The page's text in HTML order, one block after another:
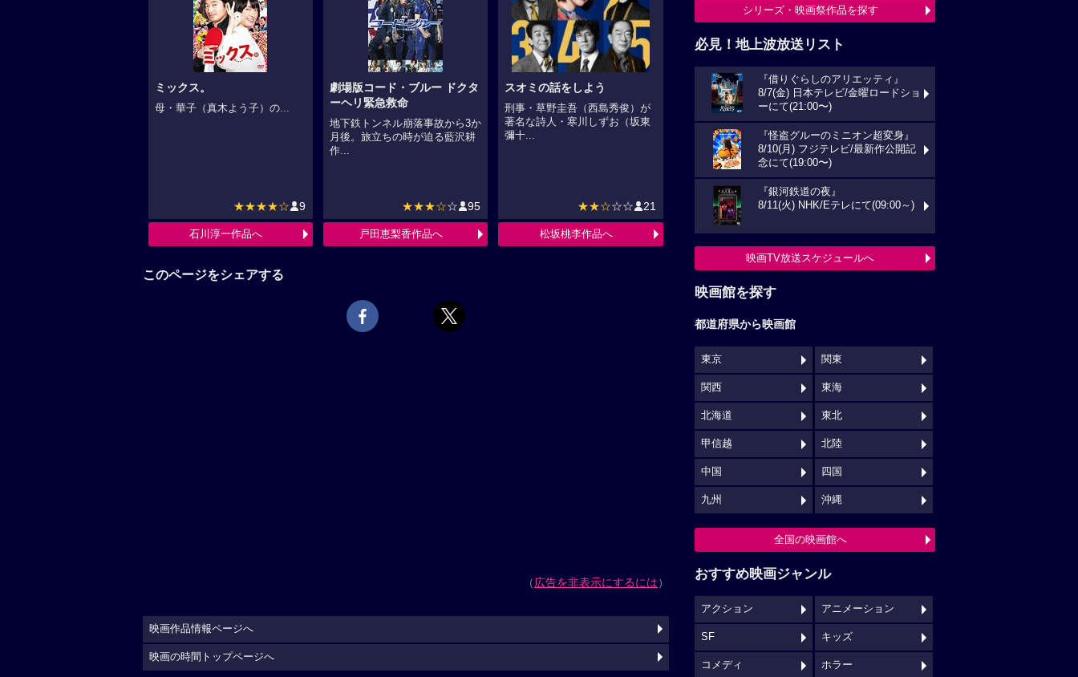
ミックス。
母・華子（真木よう子）の...
★★★★☆ 9
石川淳一作品へ
劇場版コード・ブルー ドクタ
ーヘリ緊急救命
地下鉄トンネル崩落事故から3か
月後。旅立ちの時が迫る藍沢耕
作...
★★★☆☆ 95
戸田恵梨香作品へ
スオミの話をしよう
刑事・草野圭吾（西島秀俊）が
著名な詩人・寒川しずお（坂東
彌十...
★★☆☆☆ 21
松坂桃李作品へ
このページをシェアする
（広告を非表示にするには）
シリーズ・映画祭作品を探す
必見！地上波放送リスト
『借りぐらしのアリエッティ』
8/7(金) 日本テレビ/金曜ロードショ
ーにて(21:00〜)
『怪盗グルーのミニオン超変身』
8/10(月) フジテレビ/最新作公開記
念にて(19:00〜)
『銀河鉄道の夜』
8/11(火) NHK/Eテレにて(09:00～)
映画TV放送スケジュールへ
映画館を探す
都道府県から映画館
東京 関東
関西 東海
北海道 東北
甲信越 北陸
中国 四国
九州 沖縄
全国の映画館へ
おすすめ映画ジャンル
アクション アニメーション
SF キッズ
コメディ ホラー
映画作品情報ページへ
映画の時間トップページへ